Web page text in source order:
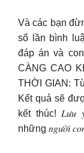
Và các bạn
số lần bình
đáp án và
CÀNG CAO
THỜI GIAN:
Kết quả sẽ
kết thúc! 𝐿𝑢̛𝑢
những 𝑛𝑔𝑢̛𝑜̛̀𝑖